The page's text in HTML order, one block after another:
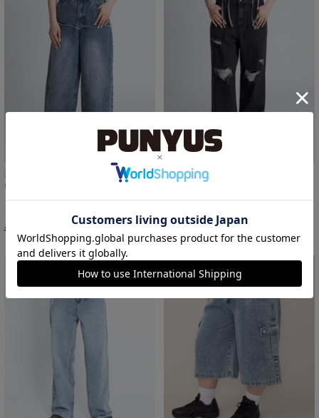
レイヤード風デニムパンツ
¥7,700
SALE
¥6,930 ￥5,500